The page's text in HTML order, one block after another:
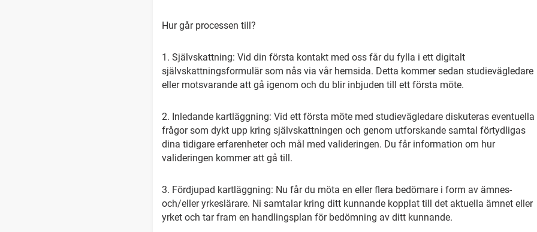
Hur går processen till?
1. Självskattning: Vid din första kontakt med oss får du fylla i ett digitalt
självskattningsformulär som nås via vår hemsida. Detta kommer sedan studievägledare
eller motsvarande att gå igenom och du blir inbjuden till ett första möte.
2. Inledande kartläggning: Vid ett första möte med studievägledare diskuteras eventuella
frågor som dykt upp kring självskattningen och genom utforskande samtal förtydligas
dina tidigare erfarenheter och mål med valideringen. Du får information om hur
valideringen kommer att gå till.
3. Fördjupad kartläggning: Nu får du möta en eller flera bedömare i form av ämnes-
och/eller yrkeslärare. Ni samtalar kring ditt kunnande kopplat till det aktuella ämnet eller
yrket och tar fram en handlingsplan för bedömning av ditt kunnande.